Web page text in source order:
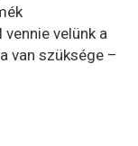
vennie velünk a
van szüksége –